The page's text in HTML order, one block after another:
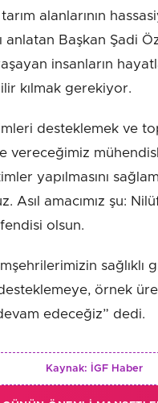
alanlarının
anlatan Başkan Şadi
insanların
kılmak gerekiyor.
desteklemek ve
vereceğimiz
yapılmasını
Asıl amacımız şu:
olsun.
sağlıklı
desteklemeye, örnek
edeceğiz” dedi.
Kaynak: İGF Haber